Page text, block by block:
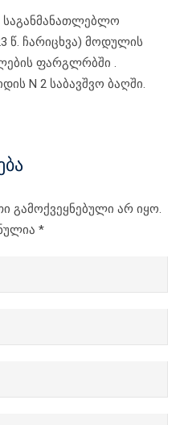
წ. ჩარიცხვა) მოდულის
ფარგლრბში .
N 2 საბავშვო ბაღში.
გამოქვეყნებული არ იყო.
*